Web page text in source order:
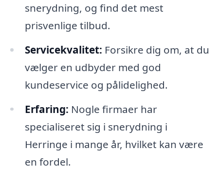
snerydning, og find det mest
prisvenlige tilbud.
Servicekvalitet: Forsikre dig om, at du
vælger en udbyder med god
kundeservice og pålidelighed.
Erfaring: Nogle firmaer har
specialiseret sig i snerydning i
Herringe i mange år, hvilket kan være
en fordel.